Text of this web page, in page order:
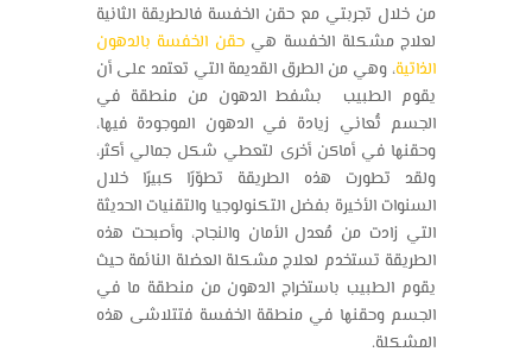
من خلال تجربتي مع حقن الخفسة فالطريقة الثانية
لعلاج مشكلة الخفسة هيحقن الخفسة بالدهون
الذاتية، وهي من الطرق القديمة التي تعتمد على أن
يقوم الطبيب بشفط الدهون من منطقة في
الجسم تُعاني زيادة في الدهون الموجودة فيها،
وحقنها في أماكن أخرى لتعطي شكل جمالي أكثر،
ولقد تطورت هذه الطريقة تطوّرًا كبيرًا خلال
السنوات الأخيرة بفضل التكنولوجيا والتقنيات الحديثة
التي زادت من مُعدل الأمان والنجاح، وأصبحت هذه
الطريقة تستخدم لعلاج مشكلة العضلة النائمة حيث
يقوم الطبيب باستخراج الدهون من منطقة ما في
الجسم وحقنها في منطقة الخفسة فتتلاشى هذه
المشكلة.